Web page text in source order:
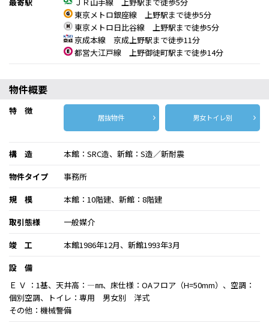
東京メトロ銀座線 上野駅まで徒歩5分
東京メトロ日比谷線 上野駅まで徒歩5分
京成本線 京成上野駅まで徒歩11分
都営大江戸線 上野御徒町駅まで徒歩14分
物件概要
特 徴
居抜物件 男女トイレ別
構 造
本館：SRC造、新館：S造／新耐震
物件タイプ
事務所
規 模
本館：10階建、新館：8階建
取引態様
一般媒介
竣 工
本館1986年12月、新館1993年3月
設 備
Ｅ Ｖ ：1基、天井高：―㎜、床仕様：OAフロア（H=50mm）、空調：
個別空調、トイレ：専用 男女別 洋式
その他：機械警備